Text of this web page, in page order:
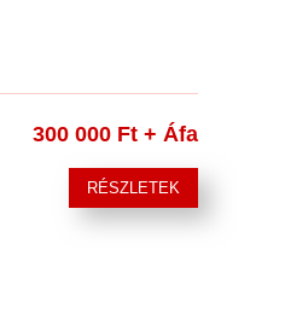
300 000 Ft + Áfa
RÉSZLETEK